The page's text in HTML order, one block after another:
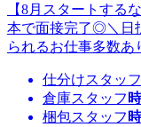
【8月スタートする
本で面接完了◎＼日
られるお仕事多数あ
仕分けスタッフ
倉庫スタッフ
梱包スタッフ